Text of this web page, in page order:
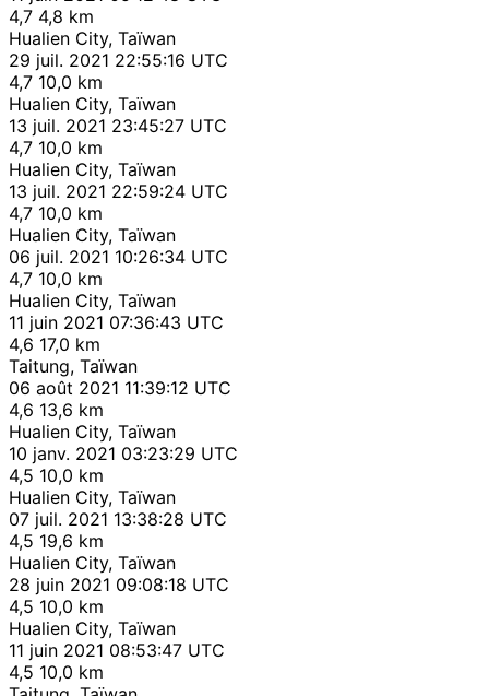
4,7 4,8 km
Hualien City, Taïwan
29 juil. 2021 22:55:16 UTC
4,7 10,0 km
Hualien City, Taïwan
13 juil. 2021 23:45:27 UTC
4,7 10,0 km
Hualien City, Taïwan
13 juil. 2021 22:59:24 UTC
4,7 10,0 km
Hualien City, Taïwan
06 juil. 2021 10:26:34 UTC
4,7 10,0 km
Hualien City, Taïwan
11 juin 2021 07:36:43 UTC
4,6 17,0 km
Taitung, Taïwan
06 août 2021 11:39:12 UTC
4,6 13,6 km
Hualien City, Taïwan
10 janv. 2021 03:23:29 UTC
4,5 10,0 km
Hualien City, Taïwan
07 juil. 2021 13:38:28 UTC
4,5 19,6 km
Hualien City, Taïwan
28 juin 2021 09:08:18 UTC
4,5 10,0 km
Hualien City, Taïwan
11 juin 2021 08:53:47 UTC
4,5 10,0 km